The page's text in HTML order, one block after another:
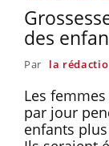
des
Par la
Les
par jour
enfants